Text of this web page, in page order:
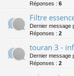
Réponses : 6
Filtre
Dernier message
Réponses : 2
touran 3 -
Dernier message
Réponses : 2